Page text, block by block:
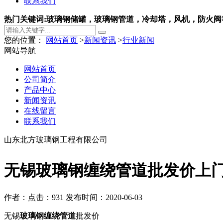
热门关键词:玻璃钢储罐，玻璃钢管道，冷却塔，风机，防火阀
您的位置： 网站首页 >新闻资讯 >行业新闻
无锡玻璃钢缠绕管道批发价上
作者： 点击：931 发布时间：2020-06-03
无锡玻璃钢缠绕管道批发价
网站导航
网站首页
公司简介
产品中心
新闻资讯
在线留言
联系我们
山东北方玻璃钢工程有限公司